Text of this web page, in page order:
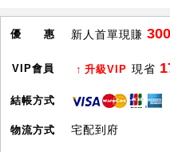
優 惠 新人首單現賺 300
VIP會員 升級VIP 現省
結帳方式
物流方式 宅配到府